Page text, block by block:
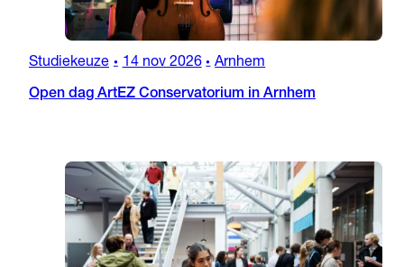
Studiekeuze • 14 nov 2026 • Arnhem
Open dag ArtEZ Conservatorium in Arnhem